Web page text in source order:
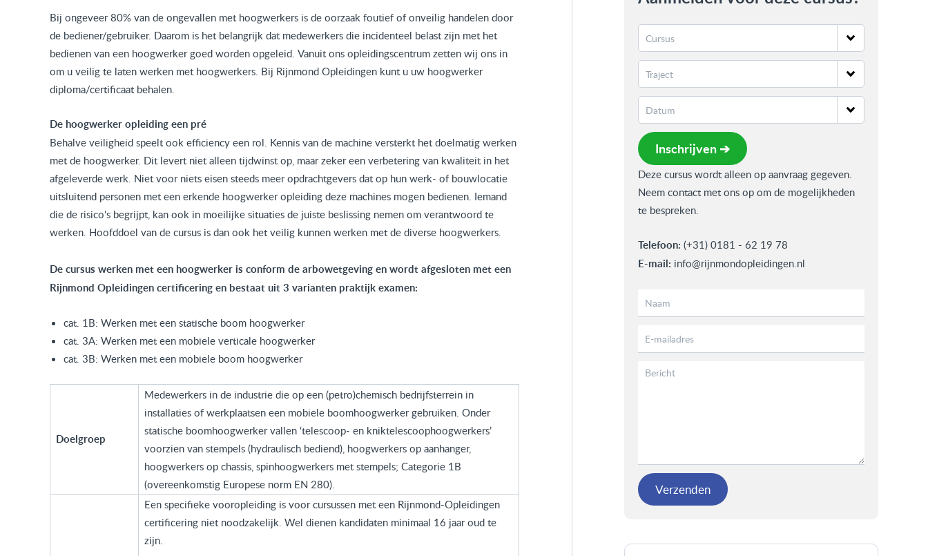
Bij ongeveer 80% van de ongevallen met hoogwerkers is de oorzaak foutief of onveilig handelen door
de bediener/gebruiker. Daarom is het belangrijk dat medewerkers die incidenteel belast zijn met het
bedienen van een hoogwerker goed worden opgeleid. Vanuit ons opleidingscentrum zetten wij ons in
om u veilig te laten werken met hoogwerkers. Bij Rijnmond Opleidingen kunt u uw hoogwerker
diploma/certificaat behalen.
De hoogwerker opleiding een pré
Behalve veiligheid speelt ook efficiency een rol. Kennis van de machine versterkt het doelmatig werken
met de hoogwerker. Dit levert niet alleen tijdwinst op, maar zeker een verbetering van kwaliteit in het
afgeleverde werk. Niet voor niets eisen steeds meer opdrachtgevers dat op hun werk- of bouwlocatie
uitsluitend personen met een erkende hoogwerker opleiding deze machines mogen bedienen. Iemand
die de risico's begrijpt, kan ook in moeilijke situaties de juiste beslissing nemen om verantwoord te
werken. Hoofddoel van de cursus is dan ook het veilig kunnen werken met de diverse hoogwerkers.
De cursus werken met een hoogwerker is conform de arbowetgeving en wordt afgesloten met een
Rijnmond Opleidingen certificering en bestaat uit 3 varianten praktijk examen:
cat. 1B: Werken met een statische boom hoogwerker
cat. 3A: Werken met een mobiele verticale hoogwerker
cat. 3B: Werken met een mobiele boom hoogwerker
Doelgroep
Medewerkers in de industrie die op een (petro)chemisch bedrijfsterrein in
installaties of werkplaatsen een mobiele boomhoogwerker gebruiken. Onder
statische boomhoogwerker vallen ‘telescoop- en kniktelescoophoogwerkers’
voorzien van stempels (hydraulisch bediend), hoogwerkers op aanhanger,
hoogwerkers op chassis, spinhoogwerkers met stempels; Categorie 1B
(overeenkomstig Europese norm EN 280).
Een specifieke vooropleiding is voor cursussen met een Rijnmond-Opleidingen
certificering niet noodzakelijk. Wel dienen kandidaten minimaal 16 jaar oud te
zijn.
Inschrijven ➔
Deze cursus wordt alleen op aanvraag gegeven.
Neem contact met ons op om de mogelijkheden
te bespreken.
Telefoon: (+31) 0181 - 62 19 78
E-mail: info@rijnmondopleidingen.nl
Verzenden